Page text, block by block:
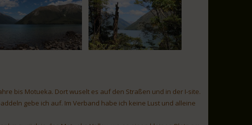
bis Motueka. Dort wuselt es auf den Straßen und in der I-site.
gebe ich auf. Im Verband habe ich keine Lust und alleine